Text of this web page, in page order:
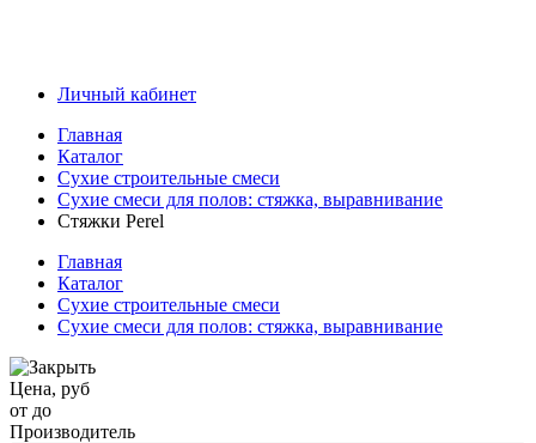
Личный кабинет
Главная
Каталог
Сухие строительные смеси
Сухие смеси для полов: стяжка, выравнивание
Стяжки Perel
Главная
Каталог
Сухие строительные смеси
Сухие смеси для полов: стяжка, выравнивание
Цена, руб
от до
Производитель